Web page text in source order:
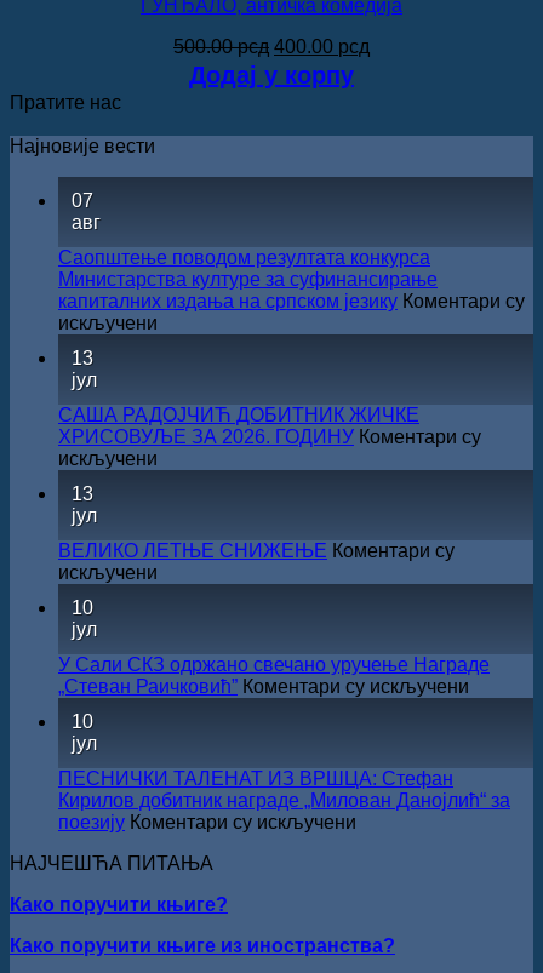
ГУНЂАЛО, античка комедија
500.00рсд Оригинална
цена
је
500.00 рсд.
400.00 рсд
Додај у корпу
Пратите нас
Најновије вести
07
авг
Саопштење поводом резултата конкурса
Министарства културе за суфинансирање
капиталних издања на српском језику Коментари су
искључени
конкурса
Министарства
културе
за
издања
на
српском
13
јул
САША РАДОЈЧИЋ ДОБИТНИК ЖИЧКЕ
ХРИСОВУЉЕ ЗА 2026. ГОДИНУ Коментари су
искључени
ЖИЧКЕ
ХРИСОВУЉЕ
ЗА
13
јул
ВЕЛИКО ЛЕТЊЕ СНИЖЕЊЕ Коментари су
искључени
10
јул
У Сали СКЗ одржано свечано уручење Награде
„Стеван Раичковић” Коментари су искључени
свечано
10
јул
ПЕСНИЧКИ ТАЛЕНАТ ИЗ ВРШЦА: Стефан
Кирилов добитник награде „Милован Данојлић“ за
поезију Коментари су искључени
Кирилов
НАЈЧЕШЋА ПИТАЊА
Како поручити књиге?
Како поручити књиге из иностранства?